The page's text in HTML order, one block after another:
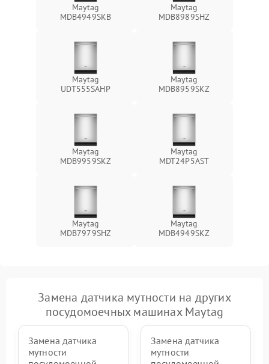
Maytag
MDB4949SKB
Maytag
MDB8989SHZ
Maytag
UDT555SAHP
Maytag
MDB8959SKZ
Maytag
MDB9959SKZ
Maytag
MDT24P5AST
Maytag
MDB7979SHZ
Maytag
MDB4949SKZ
Замена датчика мутности на других
посудомоечных машинах Maytag
Замена датчика
мутности
Замена датчика
мутности